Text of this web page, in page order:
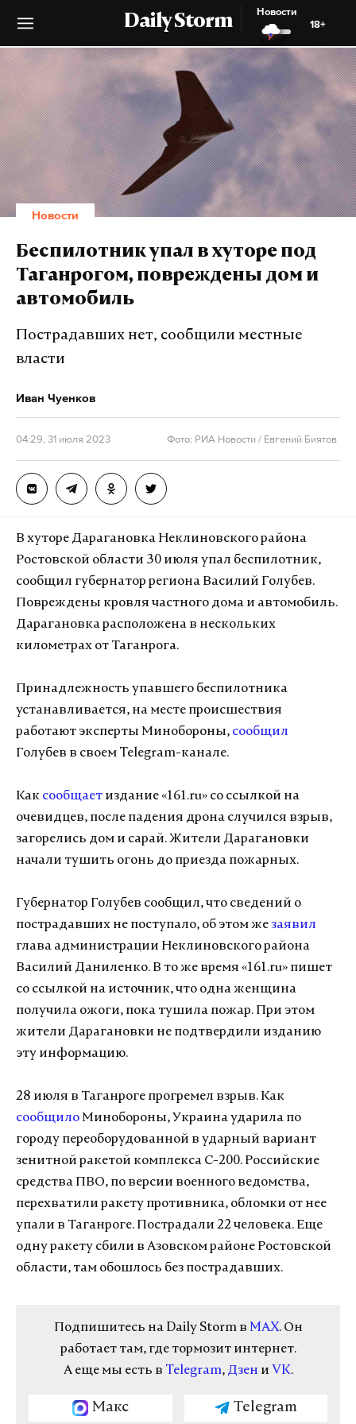
Daily Storm
Новости
18+
Новости
Беспилотник упал в хуторе под
Таганрогом, повреждены дом и
автомобиль
Пострадавших нет, сообщили местные
власти
Иван Чуенков
04:29, 31 июля 2023 Фото: РИА Новости / Евгений Биятов
В хуторе Дарагановка Неклиновского района
Ростовской области 30 июля упал беспилотник,
сообщил губернатор региона Василий Голубев.
Повреждены кровля частного дома и автомобиль.
Дарагановка расположена в нескольких
километрах от Таганрога.
Принадлежность упавшего беспилотника
устанавливается, на месте происшествия
работают эксперты Минобороны, сообщил
Голубев в своем Telegram-канале.
Как сообщает издание «161.ru» со ссылкой на
очевидцев, после падения дрона случился взрыв,
загорелись дом и сарай. Жители Дарагановки
начали тушить огонь до приезда пожарных.
Губернатор Голубев сообщил, что сведений о
пострадавших не поступало, об этом жезаявил
глава администрации Неклиновского района
Василий Даниленко. В то же время «161.ru» пишет
со ссылкой на источник, что одна женщина
получила ожоги, пока тушила пожар. При этом
жители Дарагановки не подтвердили изданию
эту информацию.
28 июля в Таганроге прогремел взрыв. Как
сообщило Минобороны, Украина ударила по
городу переоборудованной в ударный вариант
зенитной ракетой комплекса С-200. Российские
средства ПВО, по версии военного ведомства,
перехватили ракету противника, обломки от нее
упали в Таганроге. Пострадали 22 человека. Еще
одну ракету сбили в Азовском районе Ростовской
области, там обошлось без пострадавших.
Подпишитесь на Daily Storm в MAX. Он
работает там, где тормозит интернет.
А еще мы есть в Telegram, Дзен и VK.
Макс Telegram